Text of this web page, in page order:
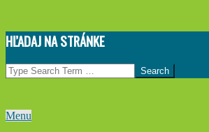
Skip
to
content
HĽADAJ NA STRÁNKE
Search
Primary
Menu